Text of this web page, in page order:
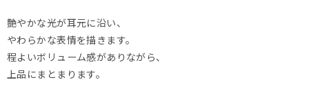
艶やかな光が耳元に沿い、
やわらかな表情を描きます。
程よいボリューム感がありながら、
上品にまとまります。